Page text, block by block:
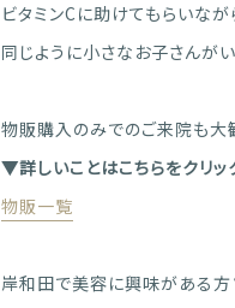
ビタミンCに助けてもらいなが
同じように小さなお子さんがい
物販購入のみでのご来院も大
▼詳しいことはこちらをクリッ
物販一覧
岸和田で美容に興味がある